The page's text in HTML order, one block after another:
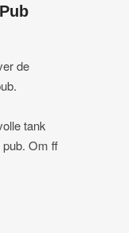
de
tank
Om ff